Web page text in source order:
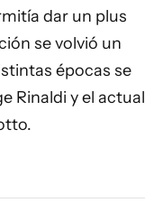
dar un plus
se volvió un
épocas se
Rinaldi y el actual